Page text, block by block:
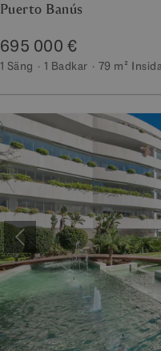
Puerto Banús
695 000 €
1 Säng 1 Badkar 79 m²
Föregående